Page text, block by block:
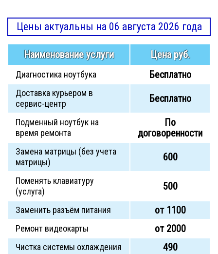
Цены актуальны на 06 августа 2026 года
Наименование услуги Цена руб.
Диагностика ноутбука Бесплатно
Доставка курьером в
сервис-центр
Бесплатно
Подменный ноутбук на
время ремонта
По
договоренности
Замена матрицы (без учета
матрицы)
600
Поменять клавиатуру
(услуга)
500
Заменить разъём питания от 1100
Ремонт видеокарты от 2000
Чистка системы охлаждения 490